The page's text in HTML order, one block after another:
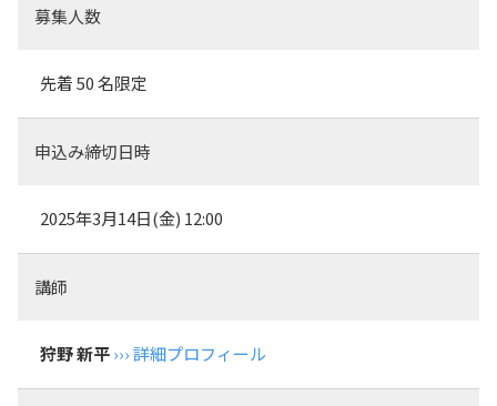
募集人数
先着 50 名限定
申込み締切日時
2025年3月14日(金) 12:00
講師
狩野 新平››› 詳細プロフィール